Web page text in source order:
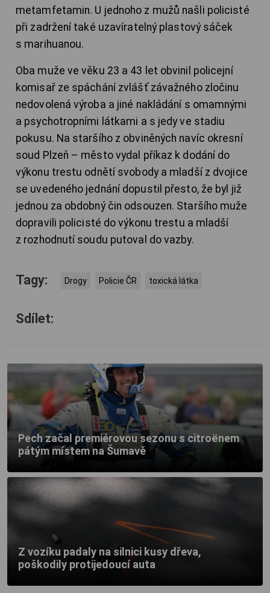
metamfetamin. U jednoho z mužů našli policisté
při zadržení také uzavíratelný plastový sáček
s marihuanou.
Oba muže ve věku 23 a 43 let obvinil policejní
komisař ze spáchání zvlášť závažného zločinu
nedovolená výroba a jiné nakládání s omamnými
a psychotropními látkami a s jedy ve stadiu
pokusu. Na staršího z obviněných navíc okresní
soud Plzeň – město vydal příkaz k dodání do
výkonu trestu odnětí svobody a mladší z dvojice
se uvedeného jednání dopustil přesto, že byl již
jednou za obdobný čin odsouzen. Staršího muže
dopravili policisté do výkonu trestu a mladší
z rozhodnutí soudu putoval do vazby.
Tagy: Drogy Policie ČR toxická látka
Sdílet:
Pech začal premiérovou sezonu s citroënem
pátým místem na Šumavě
Z vozíku padaly na silnici kusy dřeva,
poškodily protijedoucí auta